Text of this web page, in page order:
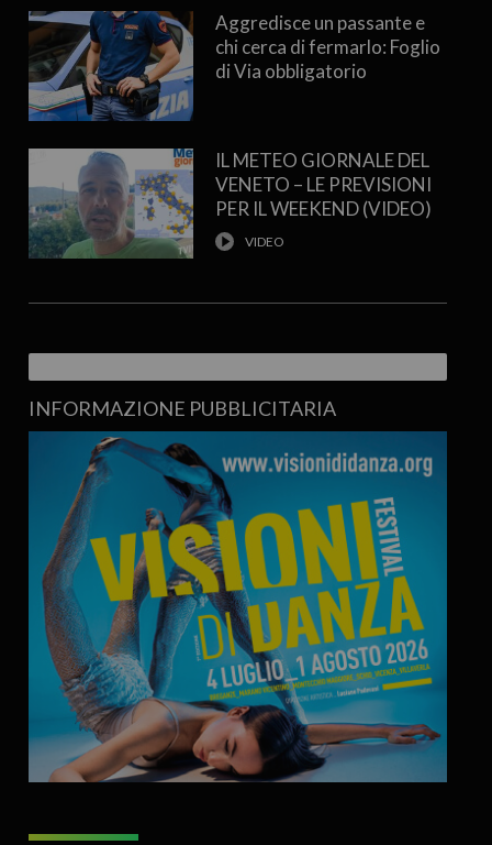
Aggredisce un passante e
chi cerca di fermarlo: Foglio
di Via obbligatorio
IL METEO GIORNALE DEL
VENETO – LE PREVISIONI
PER IL WEEKEND (VIDEO)
INFORMAZIONE PUBBLICITARIA